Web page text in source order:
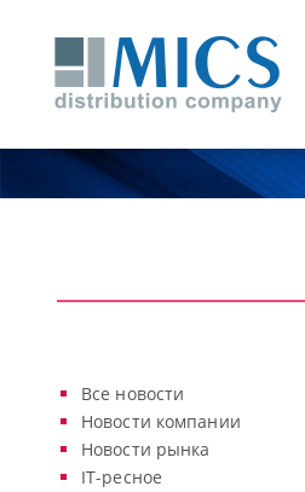
Все новости
Новости компании
Новости рынка
IT-ресное